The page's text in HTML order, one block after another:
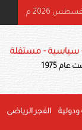
بلاده
- سياسية - مستقلة
1975
ودولية الفجر الرياضى